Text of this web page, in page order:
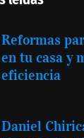
Reformas
en tu casa y
eficiencia
Daniel